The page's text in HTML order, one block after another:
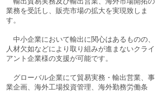
業務を受託し、販売市場の拡大を実現致しま
す。
中小企業において輸出に関心はあるものの、
人材欠如などにより取り組みが進まないクライ
アント企業様の支援が可能です。
グローバル企業にて貿易実務・輸出営業、事
業企画、海外工場投資管理、海外勤務労働条